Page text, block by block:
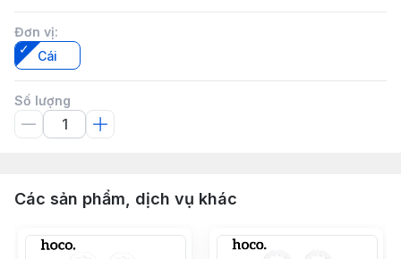
Đơn vị:
Cái
Số lượng
Các sản phẩm, dịch vụ khác